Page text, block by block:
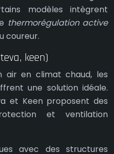
modèles intègrent
thermorégulation active
coureur.
keen)
air en climat chaud, les
une solution idéale.
et Keen proposent des
et ventilation
avec des structures